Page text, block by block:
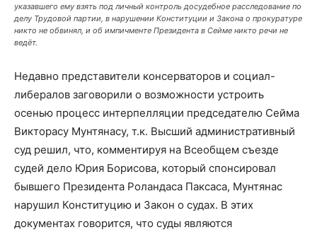
указавшего ему взять под личный контроль досудебное расследование по
делу Трудовой партии, в нарушении Конституции и Закона о прокуратуре
никто не обвинял, и об импичменте Президента в Сейме никто речи не
ведёт.
Недавно представители консерваторов и социал-
либералов заговорили о возможности устроить
осенью процесс интерпелляции председателю Сейма
Викторасу Мунтянасу, т.к. Высший административный
суд решил, что, комментируя на Всеобщем съезде
судей дело Юрия Борисова, который спонсировал
бывшего Президента Роландаса Паксаса, Мунтянас
нарушил Конституцию и Закон о судах. В этих
документах говорится, что суды являются